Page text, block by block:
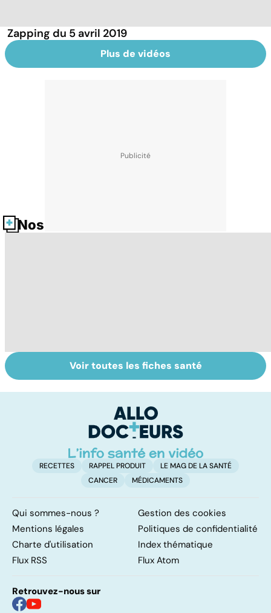
Zapping du 5 avril 2019
Plus de vidéos
Nos fiches santé
Tout savoir sur
les infections
Inflammation des
amygdales : que
d'angine ?
Voir toutes les fiches santé
RECETTES RAPPEL PRODUIT
LE MAG DE LA SANTÉ
CANCER
MÉDICAMENTS
Qui sommes-nous ?
Gestion des cookies
Mentions légales
Politiques de confidentialité
Charte d'utilisation
Index thématique
Flux RSS
Flux Atom
Retrouvez-nous sur